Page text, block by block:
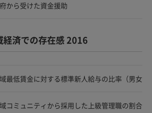
から受けた資金援助
経済での存在感 2016
最低賃金に対する標準新人給与の比率（男女別
コミュニティから採用した上級管理職の割合